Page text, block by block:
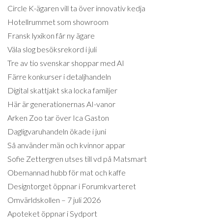
Circle K-ägaren vill ta över innovativ kedja
Hotellrummet som showroom
Fransk lyxikon får ny ägare
Väla slog besöksrekord i juli
Tre av tio svenskar shoppar med AI
Färre konkurser i detaljhandeln
Digital skattjakt ska locka familjer
Här är generationernas AI-vanor
Arken Zoo tar över Ica Gaston
Dagligvaruhandeln ökade i juni
Så använder män och kvinnor appar
Sofie Zettergren utses till vd på Matsmart
Obemannad hubb för mat och kaffe
Designtorget öppnar i Forumkvarteret
Omvärldskollen – 7 juli 2026
Apoteket öppnar i Sydport